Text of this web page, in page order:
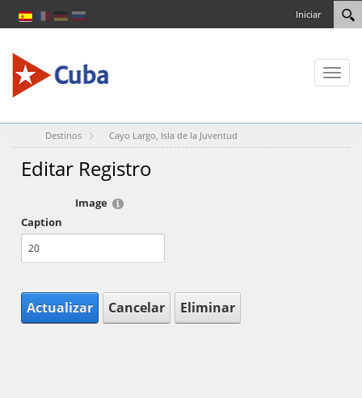
Iniciar
Toggle
Destinos Cayo Largo, Isla de la Juventud
Editar Registro
Image
Caption
Actualizar Cancelar Eliminar